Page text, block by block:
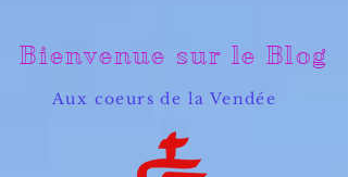
Bienvenue sur le Blog
Aux coeurs de la Vendée